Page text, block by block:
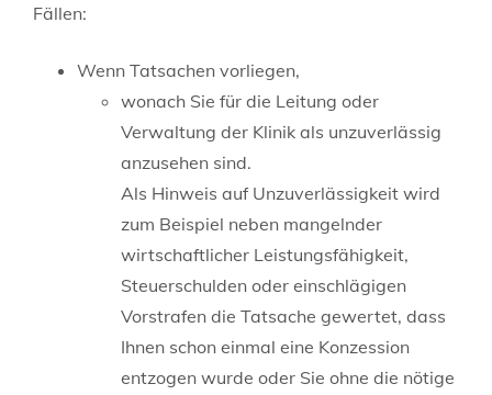
Fällen:
Wenn Tatsachen vorliegen,
wonach Sie für die Leitung oder
Verwaltung der Klinik als unzuverlässig
anzusehen sind.
Als Hinweis auf Unzuverlässigkeit wird
zum Beispiel neben mangelnder
wirtschaftlicher Leistungsfähigkeit,
Steuerschulden oder einschlägigen
Vorstrafen die Tatsache gewertet, dass
Ihnen schon einmal eine Konzession
entzogen wurde oder Sie ohne die nötige